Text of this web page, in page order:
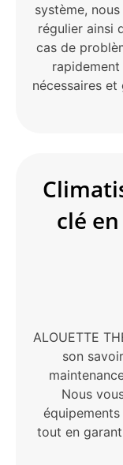
système,
régulier ainsi
cas de
nécessaires
clé
ALOUETTE
son
Nous
tout en